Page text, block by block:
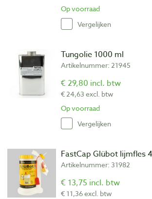
Op voorraad
Vergelijken
Tungolie 1000 ml
Artikelnummer: 21945
€ 29,80 incl. btw
€ 24,63 excl. btw
Op voorraad
Vergelijken
FastCap Glübot lijmfles
Artikelnummer: 31982
€ 13,75 incl. btw
€ 11,36 excl. btw